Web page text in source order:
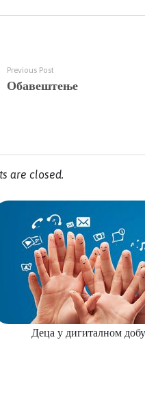
Previous Post
Обавештење
are closed.
у дигиталном добу